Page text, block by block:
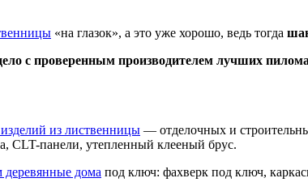
«на глазок», а это уже хорошо, ведь тогда
с проверенным производителем лучших
из лиственницы — отделочных и
CLT-панели, утепленный клееный брус.
дома под ключ: фахверк под ключ,